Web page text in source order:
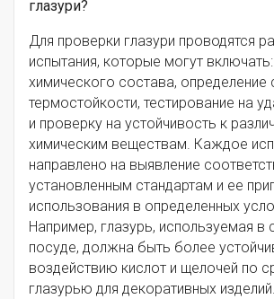
глазури?
Для проверки глазури проводятся
испытания, которые могут
химического состава, определение
термостойкости, тестирование на
и проверку на устойчивость к
химическим веществам. Каждое
направлено на выявление
установленным стандартам и ее
использования в определенных
Например, глазурь, используемая в
посуде, должна быть более
воздействию кислот и щелочей по
глазурью для декоративных изделий.